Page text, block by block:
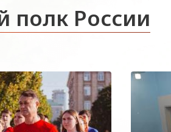
полк России